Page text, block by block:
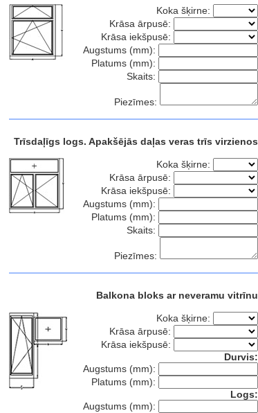
Koka šķirne:
Krāsa ārpusē:
Krāsa iekšpusē:
Augstums (mm):
Platums (mm):
Skaits:
Piezīmes:
Trīsdaļīgs logs. Apakšējās daļas veras trīs virzienos
Koka šķirne:
Krāsa ārpusē:
Krāsa iekšpusē:
Augstums (mm):
Platums (mm):
Skaits:
Piezīmes:
Balkona bloks ar neveramu vitrīnu
Koka šķirne:
Krāsa ārpusē:
Krāsa iekšpusē:
Durvis:
Augstums (mm):
Platums (mm):
Logs:
Augstums (mm):